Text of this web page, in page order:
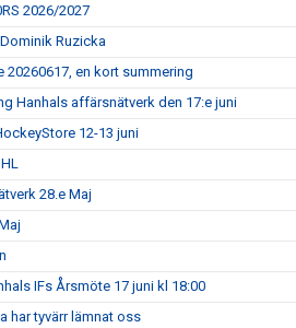
2026/2027
Ruzicka
20260617, en kort summering
Hanhals affärsnätverk den 17:e juni
12-13 juni
28.e Maj
IFs Årsmöte 17 juni kl 18:00
har tyvärr lämnat oss